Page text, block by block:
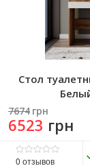
Стол
7674 грн
6523 грн
0 отзывов